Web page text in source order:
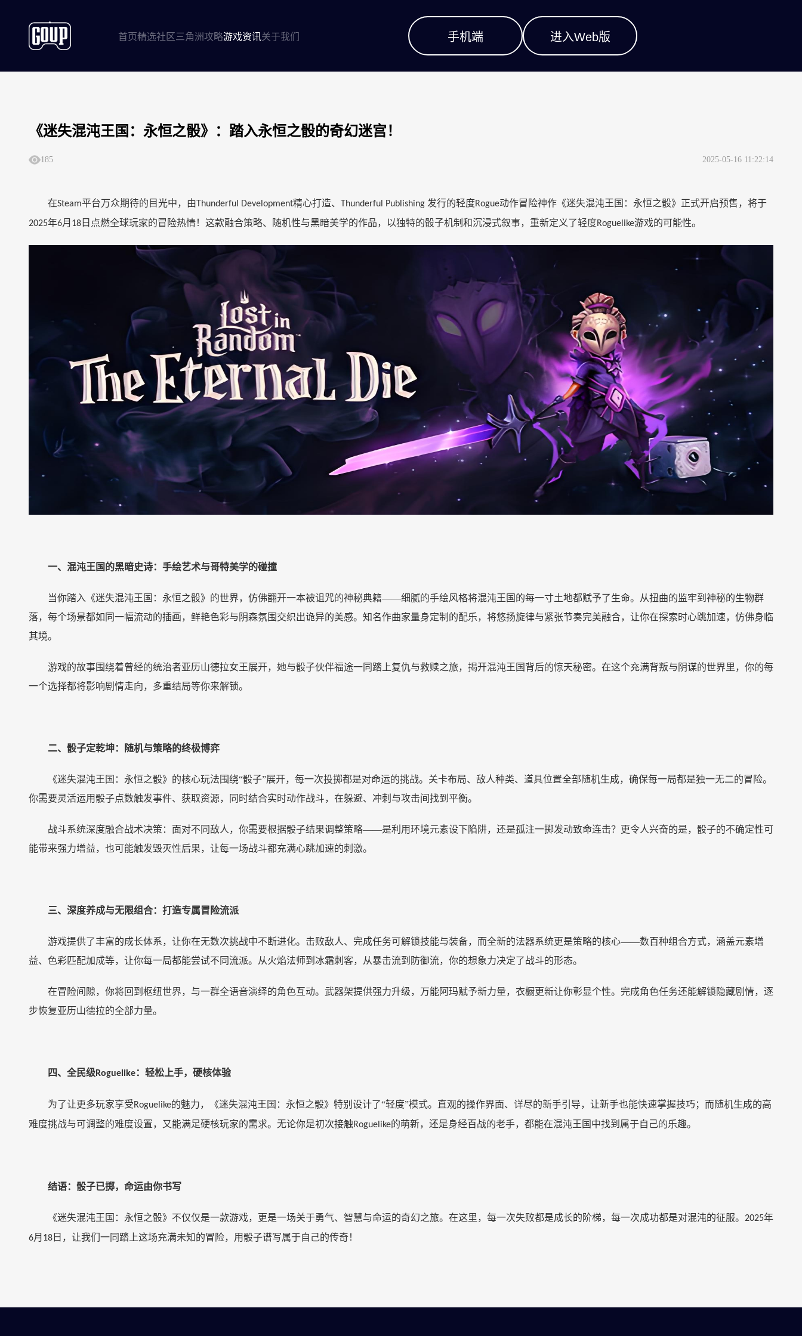
首页精选社区 三角洲攻略游戏资讯关于我们 手机端 进入Web版
《迷失混沌王国：永恒之骰》：踏入永恒之骰的奇幻迷宫！
185 2025-05-16 11:22:14
在Steam平台万众期待的目光中，由 Thunderful Development精心打造、 Thunderful Publishing 发行的轻度Rogue动作冒险神作《迷失混沌王国：永恒之骰》正式开启预售，将于
2025年6月 18 日点燃全球玩家的冒险热情！这款融合策略、随机性与黑暗美学的作品，以独特的骰子机制和沉浸式叙事，重新定义了轻度Roguelike游戏的可能性。
一、混沌王国的黑暗史诗：手绘艺术与哥特美学的碰撞
当你踏入《迷失混沌王国：永恒之骰》的世界，仿佛翻开一本被诅咒的神秘典籍——细腻的手绘风格将混沌王国的每一寸土地都赋予了生命。从扭曲的监牢到神秘的生物群
落，每个场景都如同一幅流动的插画，鲜艳色彩与阴森氛围交织出诡异的美感。知名作曲家量身定制的配乐，将悠扬旋律与紧张节奏完美融合，让你在探索时心跳加速，仿佛身临
其境。
游戏的故事围绕着曾经的统治者亚历山德拉女王展开，她与骰子伙伴福途一同踏上复仇与救赎之旅，揭开混沌王国背后的惊天秘密。在这个充满背叛与阴谋的世界里，你的每
一个选择都将影响剧情走向，多重结局等你来解锁。
二、骰子定乾坤：随机与策略的终极博弈
《迷失混沌王国：永恒之骰》的核心玩法围绕“骰子”展开，每一次投掷都是对命运的挑战。关卡布局、敌人种类、道具位置全部随机生成，确保每一局都是独一无二的冒险。
你需要灵活运用骰子点数触发事件、获取资源，同时结合实时动作战斗，在躲避、冲刺与攻击间找到平衡。
战斗系统深度融合战术决策：面对不同敌人，你需要根据骰子结果调整策略——是利用环境元素设下陷阱，还是孤注一掷发动致命连击？更令人兴奋的是，骰子的不确定性可
能带来强力增益，也可能触发毁灭性后果，让每一场战斗都充满心跳加速的刺激。
三、深度养成与无限组合：打造专属冒险流派
游戏提供了丰富的成长体系，让你在无数次挑战中不断进化。击败敌人、完成任务可解锁技能与装备，而全新的法器系统更是策略的核心——数百种组合方式，涵盖元素增
益、色彩匹配加成等，让你每一局都能尝试不同流派。从火焰法师到冰霜刺客，从暴击流到防御流，你的想象力决定了战斗的形态。
在冒险间隙，你将回到枢纽世界，与一群全语音演绎的角色互动。武器架提供强力升级，万能阿玛赋予新力量，衣橱更新让你彰显个性。完成角色任务还能解锁隐藏剧情，逐
步恢复亚历山德拉的全部力量。
四、全民级Roguelike：轻松上手，硬核体验
为了让更多玩家享受Roguelike的魅力，《迷失混沌王国：永恒之骰》特别设计了“轻度”模式。直观的操作界面、详尽的新手引导，让新手也能快速掌握技巧；而随机生成的高
难度挑战与可调整的难度设置，又能满足硬核玩家的需求。无论你是初次接触Roguelike的萌新，还是身经百战的老手，都能在混沌王国中找到属于自己的乐趣。
结语：骰子已掷，命运由你书写
《迷失混沌王国：永恒之骰》不仅仅是一款游戏，更是一场关于勇气、智慧与命运的奇幻之旅。在这里，每一次失败都是成长的阶梯，每一次成功都是对混沌的征服。 2025年
6月 18 日，让我们一同踏上这场充满未知的冒险，用骰子谱写属于自己的传奇！